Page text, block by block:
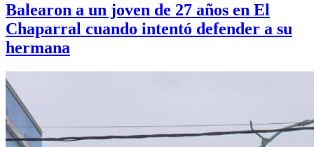
Balearon a un joven de 27 años en El
Chaparral cuando intentó defender a su
hermana